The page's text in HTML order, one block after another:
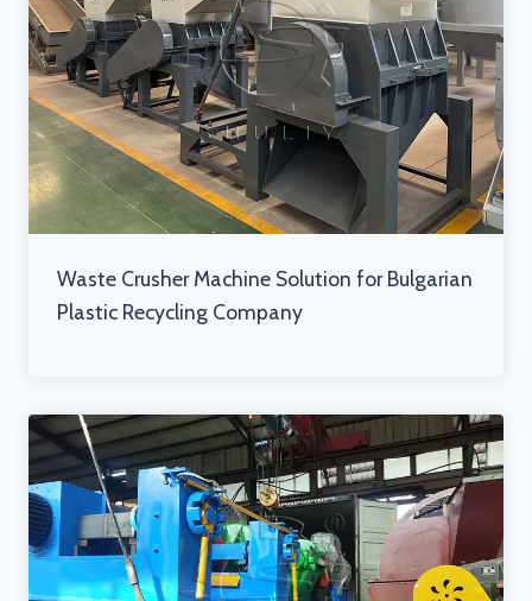
Waste Crusher Machine Solution for Bulgarian
Plastic Recycling Company